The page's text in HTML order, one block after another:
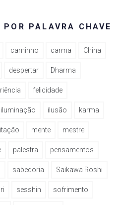
POR PALAVRA CHAVE
caminho carma China
despertar Dharma
felicidade
iluminação ilusão karma
mente mestre
palestra pensamentos
sabedoria Saikawa Roshi
sesshin sofrimento